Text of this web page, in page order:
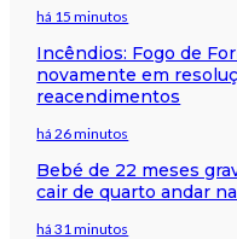
há 15 minutos
Incêndios: Fogo de
novamente em
reacendimentos
há 26 minutos
Bebé de 22 meses
cair de quarto andar
há 31 minutos